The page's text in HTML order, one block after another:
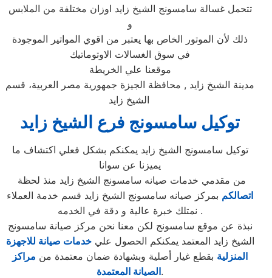
تتحمل غسالة سامسونج الشيخ زايد اوزان مختلفة من الملابس
و
ذلك لأن الموتور الخاص بها يعتبر من اقوي المواتير الموجودة
في سوق الغسالات الاوتوماتيك
موقعنا علي الخريطة
مدينة الشيخ زايد , محافظة الجيزة جمهورية مصر العربية، قسم
الشيخ زايد
توكيل سامسونج فرع الشيخ زايد
توكيل سامسونج الشيخ زايد يمكنكم بشكل فعلي اكتشاف ما
يميزنا عن سوانا
من مقدمي خدمات صيانه سامسونج الشيخ زايد منذ لحظة
اتصالكم بمركز صيانه سامسونج الشيخ زايد قسم خدمة العملاء
. نمتلك خبرة عالية و دقة في الخدمه
نبذة عن موقع سامسونج لكن معنا نحن مركز صيانة سامسونج
الشيخ زايد المعتمد يمكنكم الحصول عليخدمات صيانة للاجهزة
المنزلية بقطع غيار أصلية وبشهادة ضمان معتمدة من مراكز
الصيانة المعتمدة.